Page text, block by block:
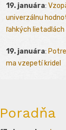
19. januára:
univerzálnu
ľahkých lietadlách
19. januára:
ma vzepetí kridel
Poradňa